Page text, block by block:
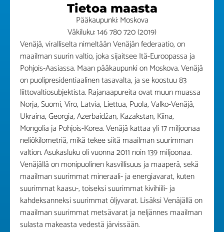
Tietoa maasta
Pääkaupunki: Moskova
Väkiluku: 146 780 720 (2019)
Venäjä, viralliselta nimeltään Venäjän federaatio, on
maailman suurin valtio, joka sijaitsee Itä-Euroopassa ja
Pohjois-Aasiassa. Maan pääkaupunki on Moskova. Venäjä
on puolipresidentiaalinen tasavalta, ja se koostuu 83
liittovaltiosubjektista. Rajanaapureita ovat muun muassa
Norja, Suomi, Viro, Latvia, Liettua, Puola, Valko-Venäjä,
Ukraina, Georgia, Azerbaidžan, Kazakstan, Kiina,
Mongolia ja Pohjois-Korea. Venäjä kattaa yli 17 miljoonaa
neliökilometriä, mikä tekee siitä maailman suurimman
valtion. Asukasluku oli vuonna 2011 noin 139 miljoonaa.
Venäjällä on monipuolinen kasvillisuus ja maaperä, sekä
maailman suurimmat mineraali- ja energiavarat, kuten
suurimmat kaasu-, toiseksi suurimmat kivihiili- ja
kahdeksanneksi suurimmat öljyvarat. Lisäksi Venäjällä on
maailman suurimmat metsävarat ja neljännes maailman
sulasta makeasta vedestä järvissään.